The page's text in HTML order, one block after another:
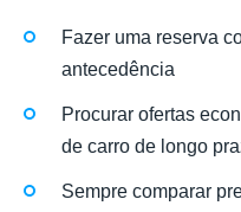
Fazer uma reserva
antecedência
Procurar ofertas
de carro de longo
Sempre comparar